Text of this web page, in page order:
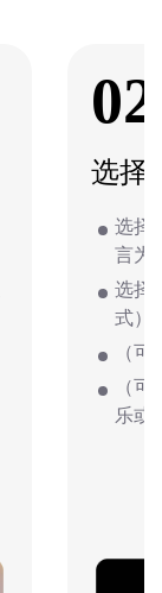
02
选择
选择
言为
选择
式）
（
（
乐或